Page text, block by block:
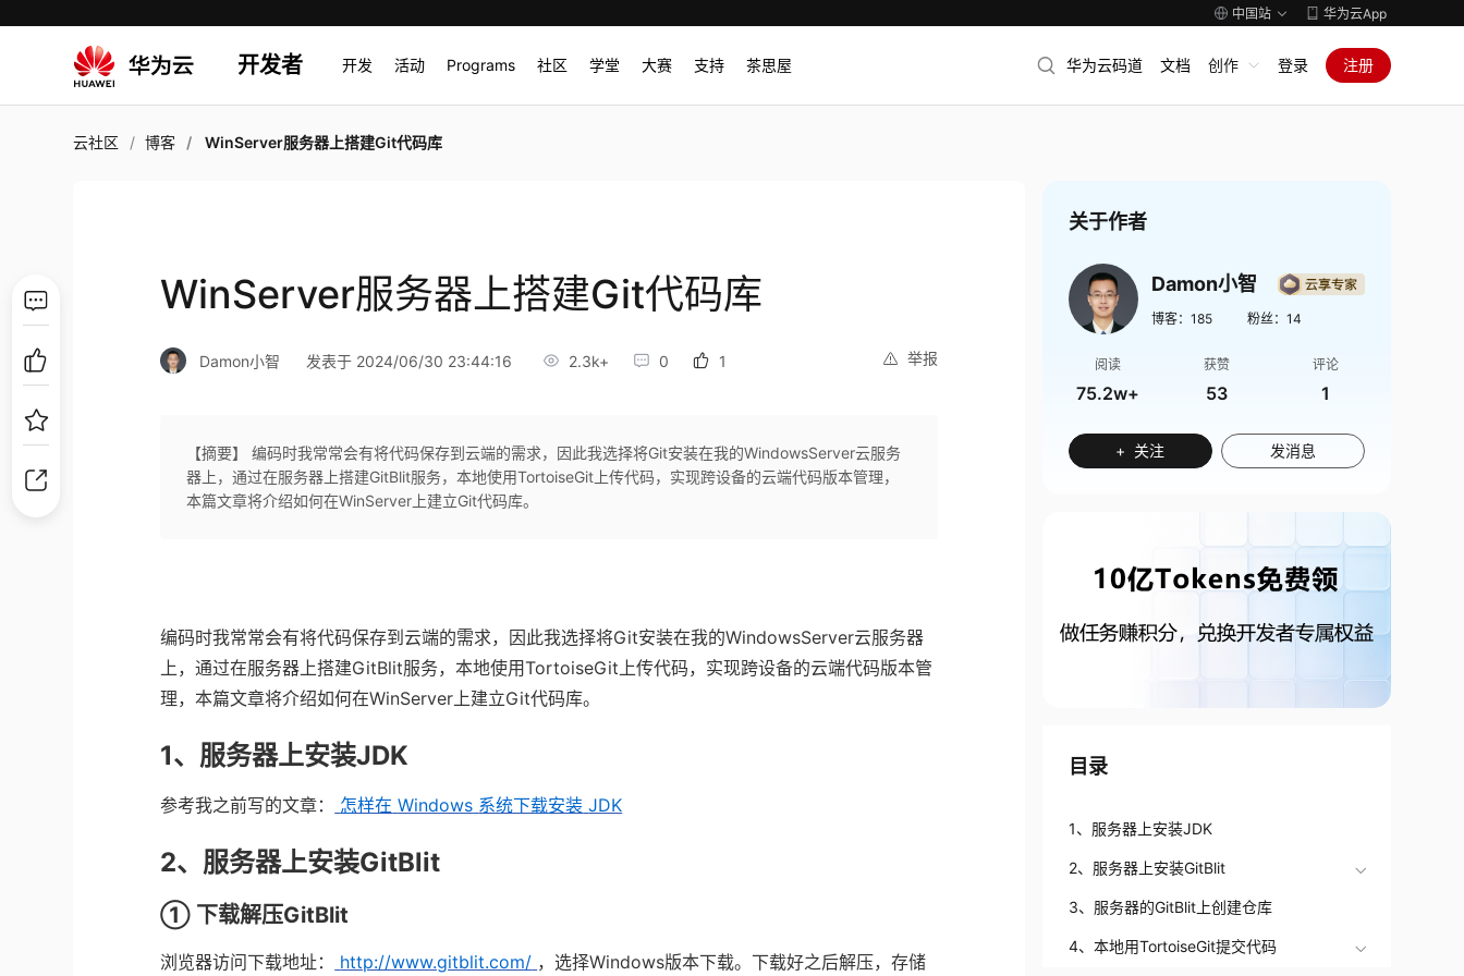
中国站 华为云App
开发者 开发 活动 Programs 社区 学堂 大赛 支持 茶思屋 华为云码道 文档 创作 登录 注册
云社区 博客 WinServer服务器上搭建Git代码库
WinServer服务器上搭建Git代码库
举报
Damon小智 发表于 2024/06/30 23:44:16 2.3k+ 0 1
【摘要】 编码时我常常会有将代码保存到云端的需求，因此我选择将Git安装在我的WindowsServer云服务
器上，通过在服务器上搭建GitBlit服务，本地使用TortoiseGit上传代码，实现跨设备的云端代码版本管理，
本篇文章将介绍如何在WinServer上建立Git代码库。
编码时我常常会有将代码保存到云端的需求，因此我选择将Git安装在我的WindowsServer云服务器
上，通过在服务器上搭建GitBlit服务，本地使用TortoiseGit上传代码，实现跨设备的云端代码版本管
理，本篇文章将介绍如何在WinServer上建立Git代码库。
1、服务器上安装JDK
参考我之前写的文章： 怎样在 Windows 系统下载安装 JDK
2、服务器上安装GitBlit
① 下载解压GitBlit
浏览器访问下载地址： http://www.gitblit.com/ ，选择Windows版本下载。下载好之后解压，存储
关于作者
Damon小智
博客： 185 粉丝： 14
阅读
75.2w+
获赞
53
评论
1
+ 关注 发消息
目录
1、服务器上安装JDK
2、服务器上安装GitBlit
3、服务器的GitBlit上创建仓库
4、本地用TortoiseGit提交代码